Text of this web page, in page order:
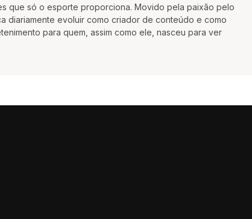
que só o esporte proporciona. Movido pela paixão pelo
diariamente evoluir como criador de conteúdo e como
para quem, assim como ele, nasceu para ver